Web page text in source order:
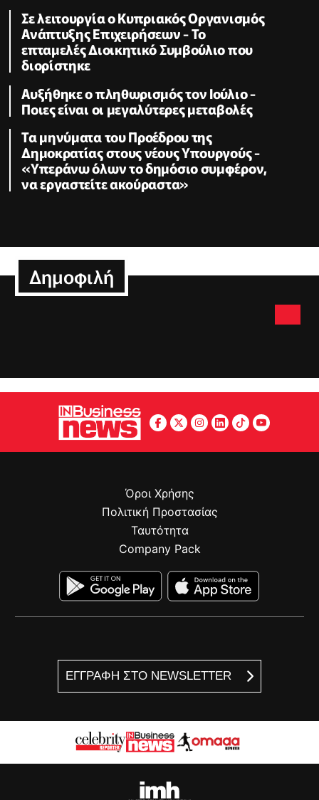
Σε λειτουργία ο Κυπριακός Οργανισμός
Ανάπτυξης Επιχειρήσεων - To
επταμελές Διοικητικό Συμβούλιο που
διορίστηκε
Aυξήθηκε o πληθωρισμός τον Ιούλιο -
Ποιες είναι οι μεγαλύτερες μεταβολές
Τα μηνύματα του Προέδρου της
Δημοκρατίας στους νέους Υπουργούς -
«Υπεράνω όλων το δημόσιο συμφέρον,
να εργαστείτε ακούραστα»
Δημοφιλή
ΕΓΓΡΑΦΗ ΣΤΟ NEWSLETTER
Όροι Χρήσης
Πολιτική Προστασίας
Ταυτότητα
Company Pack